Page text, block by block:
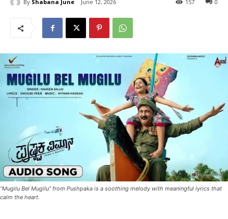
By Shabana June June 12, 2026 0
157
“Mugilu Bel Mugilu” from Pushpaka is a soothing melody with meaningful lyrics that
calm the heart.